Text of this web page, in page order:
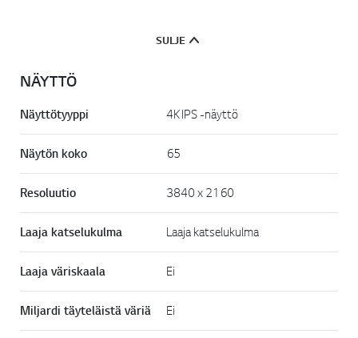
SULJE
NÄYTTÖ
Näyttötyyppi 4K IPS -näyttö
Näytön koko 65
Resoluutio 3840 x 2160
Laaja katselukulma Laaja katselukulma
Laaja väriskaala Ei
Miljardi täyteläistä väriä Ei